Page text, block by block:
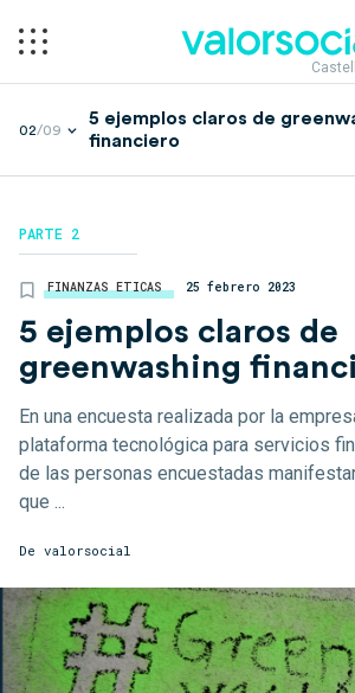
02/09
5 ejemplos claros de
financiero
PARTE 2
FINANZAS ETICAS 25 febrero 2023
5 ejemplos claros de
greenwashing
En una encuesta realizada por la
plataforma tecnológica para servicios
de las personas encuestadas
que ...
De valorsocial